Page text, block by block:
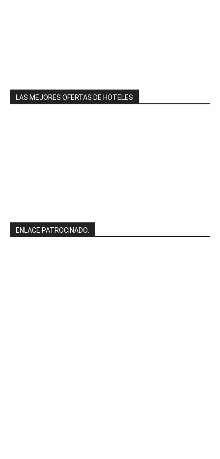
LAS MEJORES OFERTAS DE HOTELES
ENLACE PATROCINADO: